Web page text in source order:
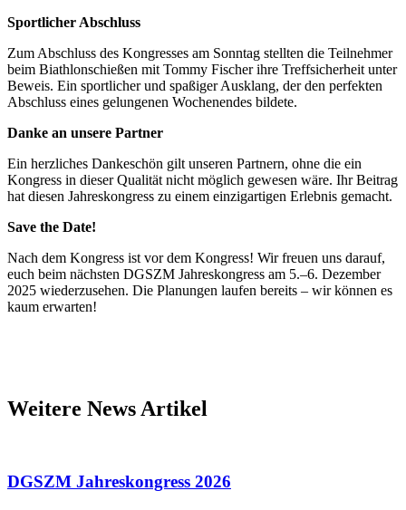
Sportlicher Abschluss
Zum Abschluss des Kongresses am Sonntag stellten die Teilnehmer
beim Biathlonschießen mit Tommy Fischer ihre Treffsicherheit unter
Beweis. Ein sportlicher und spaßiger Ausklang, der den perfekten
Abschluss eines gelungenen Wochenendes bildete.
Danke an unsere Partner
Ein herzliches Dankeschön gilt unseren Partnern, ohne die ein
Kongress in dieser Qualität nicht möglich gewesen wäre. Ihr Beitrag
hat diesen Jahreskongress zu einem einzigartigen Erlebnis gemacht.
Save the Date!
Nach dem Kongress ist vor dem Kongress! Wir freuen uns darauf,
euch beim nächsten DGSZM Jahreskongress am 5.–6. Dezember
2025 wiederzusehen. Die Planungen laufen bereits – wir können es
kaum erwarten!
Weitere News Artikel
DGSZM Jahreskongress 2026